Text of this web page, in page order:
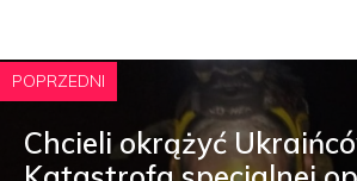
POPRZEDNI
Chcieli okrążyć